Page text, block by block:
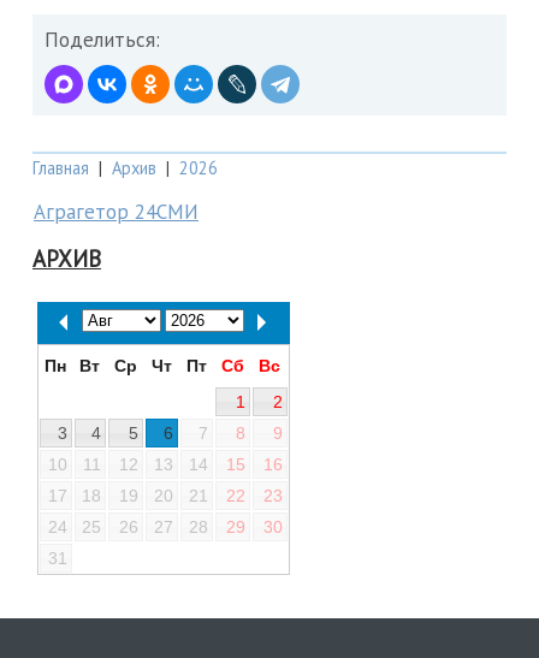
Поделиться:
Главная | Архив | 2026
Аграгетор 24СМИ
АРХИВ
Пн Вт Ср Чт Пт Сб
Вс
1
2
3
4 5 6 7 8
9
10
11 12 13 14 15
16
17
18 19 20 21 22
23
24
25 26 27 28 29
30
31